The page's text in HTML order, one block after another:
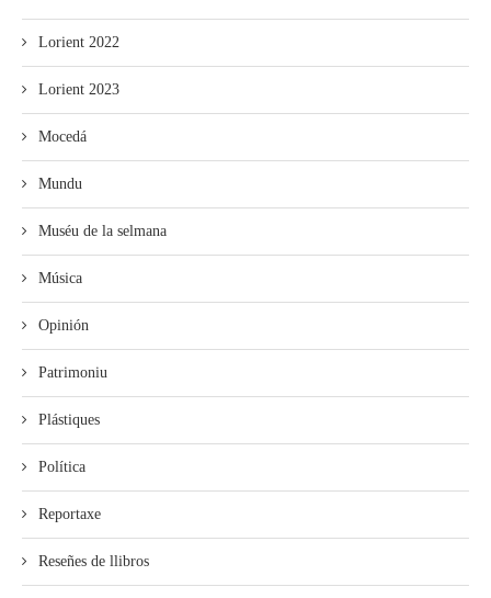
Lorient 2022
Lorient 2023
Mocedá
Mundu
Muséu de la selmana
Música
Opinión
Patrimoniu
Plástiques
Política
Reportaxe
Reseñes de llibros